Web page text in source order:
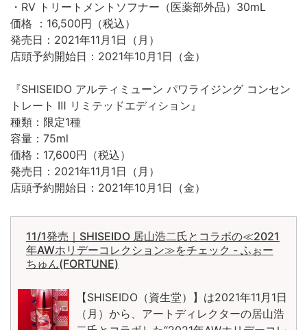
・RV トリートメントソフナー（医薬部外品）30mL
価格 ：16,500円（税込）
発売日：2021年11月1日（月）
店頭予約開始日：2021年10月1日（金）
『SHISEIDO アルティミューン パワライジング コンセン
トレート Ⅲ リミテッドエディション』
種類：限定1種
容量：75ml
価格：17,600円（税込）
発売日：2021年11月1日（月）
店頭予約開始日：2021年10月1日（金）
11/1発売｜SHISEIDO 居山浩二氏とコラボの≪2021
年AWホリデーコレクション≫をチェック - ふぉー
ちゅん(FORTUNE)
【SHISEIDO（資生堂）】は2021年11月1日
（月）から、アートディレクターの居山浩